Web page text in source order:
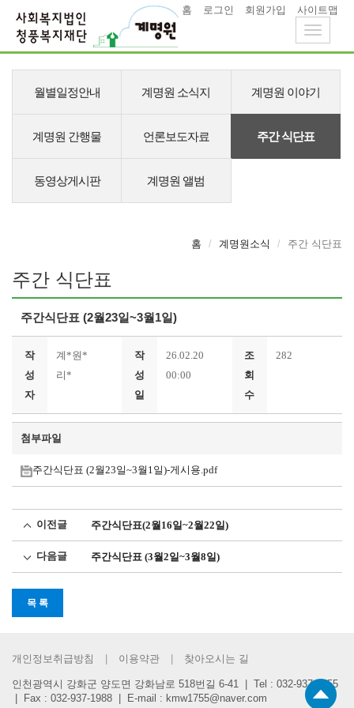
홈 로그인 회원가입
사이트맵
Toggle
메
월별일정안내 계명원 소식지 계명원 이야기
계명원 간행물 언론보도자료 주간 식단표
동영상게시판 계명원 앨범
홈 계명원소식 주간 식단표
주간 식단표
주간식단표 (2월23일~3월1일)
작
성
자
계*원*
리*
작
성
일
26.02.20
00:00
조
회
수
282
첨부파일
주간식단표 (2월23일~3월1일)-게시용.pdf
이전글 주간식단표(2월16일~2월22일)
다음글 주간식단표 (3월2일~3월8일)
목 록
개인정보취급방침 이용약관 찾아오시는 길
인천광역시 강화군 양도면 강화남로 518번길 6-41 | Tel : 032-937-1755
| Fax : 032-937-1988 | E-mail : kmw1755@naver.com